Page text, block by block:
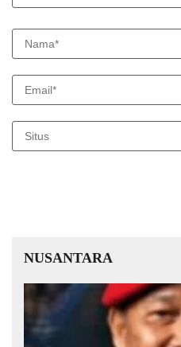
NUSANTARA